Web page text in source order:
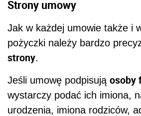
Strony umowy
Jak w każdej umowie także i
pożyczki należy bardzo
strony.
Jeśli umowę podpisują osoby
wystarczy podać ich imiona,
urodzenia, imiona rodziców,